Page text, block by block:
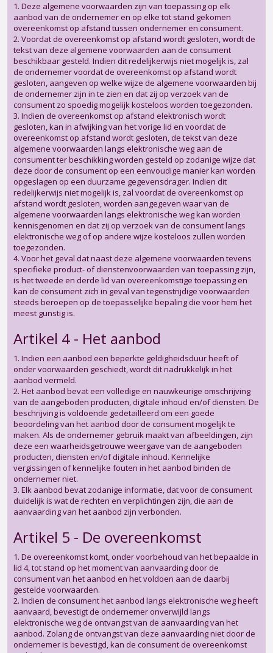
1. Deze algemene voorwaarden zijn van toepassing op elk
aanbod van de ondernemer en op elke tot stand gekomen
overeenkomst op afstand tussen ondernemer en consument.
2. Voordat de overeenkomst op afstand wordt gesloten, wordt de
tekst van deze algemene voorwaarden aan de consument
beschikbaar gesteld. Indien dit redelijkerwijs niet mogelijk is, zal
de ondernemer voordat de overeenkomst op afstand wordt
gesloten, aangeven op welke wijze de algemene voorwaarden bij
de ondernemer zijn in te zien en dat zij op verzoek van de
consument zo spoedig mogelijk kosteloos worden toegezonden.
3. Indien de overeenkomst op afstand elektronisch wordt
gesloten, kan in afwijking van het vorige lid en voordat de
overeenkomst op afstand wordt gesloten, de tekst van deze
algemene voorwaarden langs elektronische weg aan de
consument ter beschikking worden gesteld op zodanige wijze dat
deze door de consument op een eenvoudige manier kan worden
opgeslagen op een duurzame gegevensdrager. Indien dit
redelijkerwijs niet mogelijk is, zal voordat de overeenkomst op
afstand wordt gesloten, worden aangegeven waar van de
algemene voorwaarden langs elektronische weg kan worden
kennisgenomen en dat zij op verzoek van de consument langs
elektronische weg of op andere wijze kosteloos zullen worden
toegezonden.
4. Voor het geval dat naast deze algemene voorwaarden tevens
specifieke product- of dienstenvoorwaarden van toepassing zijn,
is het tweede en derde lid van overeenkomstige toepassing en
kan de consument zich in geval van tegenstrijdige voorwaarden
steeds beroepen op de toepasselijke bepaling die voor hem het
meest gunstig is.
Artikel 4 - Het aanbod
1. Indien een aanbod een beperkte geldigheidsduur heeft of
onder voorwaarden geschiedt, wordt dit nadrukkelijk in het
aanbod vermeld.
2. Het aanbod bevat een volledige en nauwkeurige omschrijving
van de aangeboden producten, digitale inhoud en/of diensten. De
beschrijving is voldoende gedetailleerd om een goede
beoordeling van het aanbod door de consument mogelijk te
maken. Als de ondernemer gebruik maakt van afbeeldingen, zijn
deze een waarheidsgetrouwe weergave van de aangeboden
producten, diensten en/of digitale inhoud. Kennelijke
vergissingen of kennelijke fouten in het aanbod binden de
ondernemer niet.
3. Elk aanbod bevat zodanige informatie, dat voor de consument
duidelijk is wat de rechten en verplichtingen zijn, die aan de
aanvaarding van het aanbod zijn verbonden.
Artikel 5 - De overeenkomst
1. De overeenkomst komt, onder voorbehoud van het bepaalde in
lid 4, tot stand op het moment van aanvaarding door de
consument van het aanbod en het voldoen aan de daarbij
gestelde voorwaarden.
2. Indien de consument het aanbod langs elektronische weg heeft
aanvaard, bevestigt de ondernemer onverwijld langs
elektronische weg de ontvangst van de aanvaarding van het
aanbod. Zolang de ontvangst van deze aanvaarding niet door de
ondernemer is bevestigd, kan de consument de overeenkomst